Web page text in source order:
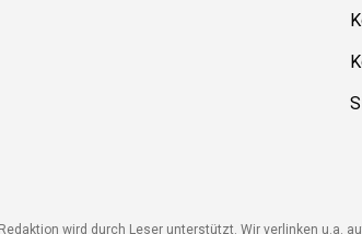
wird durch Leser unterstützt. Wir verlinken u.a. auf